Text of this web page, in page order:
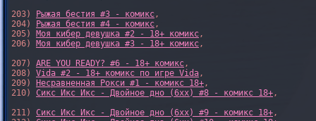
203)
Рыжая бестия #3 - комикс,
204)
Рыжая бестия #4 - комикс,
205) Моя кибер девушка #2 - 18+ комикс,
206) Моя кибер девушка #3 - 18+ комикс,
207) ARE YOU READY? #6 - 18+ комикс,
208) Vida #2 - 18+ комикс по игре Vida,
209)
Несравненная Рокси #1 - комикс 18+,
210) Сикс Икс Икс - Двойное дно (6xx) #8 - комикс 18+,
211) Сикс Икс Икс - Двойное дно (6xx) #9 - комикс 18+,